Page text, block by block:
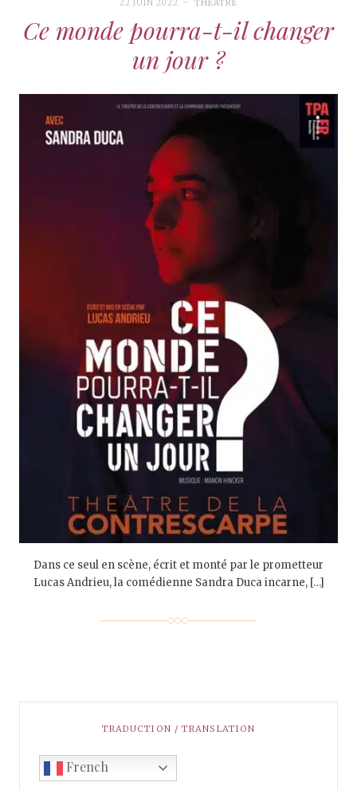
22 JUIN 2022 THÉÂTRE
Ce monde pourra-t-il changer
un jour ?
Dans ce seul en scène, écrit et monté par le prometteur
Lucas Andrieu, la comédienne Sandra Duca incarne, […]
TRADUCTION / TRANSLATION
French